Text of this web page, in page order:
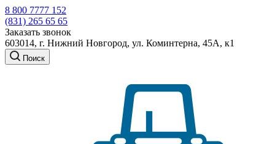
8 800 7777 152
(831) 265 65 65
Заказать звонок
603014, г. Нижний Новгород, ул. Коминтерна, 45А, к1
Поиск